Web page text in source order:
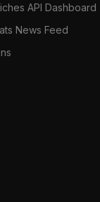
API Dashboard
News Feed